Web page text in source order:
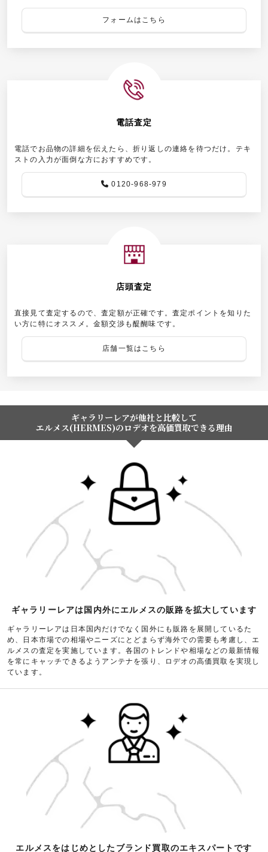
フォームはこちら
電話査定
電話でお品物の詳細を伝えたら、折り返しの連絡を待つだけ。テキ
ストの入力が面倒な方におすすめです。
0120-968-979
店頭査定
直接見て査定するので、査定額が正確です。査定ポイントを知りた
い方に特にオススメ。金額交渉も醍醐味です。
店舗一覧はこちら
ギャラリーレアが他社と比較して
エルメス(HERMES)のロデオを高価買取できる理由
ギャラリーレアは国内外にエルメスの販路を拡大しています
ギャラリーレアは日本国内だけでなく国外にも販路を展開しているた
め、日本市場での相場やニーズにとどまらず海外での需要も考慮し、エ
ルメスの査定を実施しています。各国のトレンドや相場などの最新情報
を常にキャッチできるようアンテナを張り、ロデオの高価買取を実現し
ています。
エルメスをはじめとしたブランド買取のエキスパートです